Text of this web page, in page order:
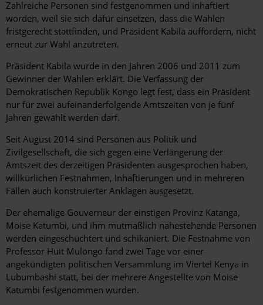
Zahlreiche Personen sind festgenommen und inhaftiert
worden, weil sie sich dafür einsetzen, dass die Wahlen
fristgerecht stattfinden, und Präsident Kabila auffordern, nicht
erneut zur Wahl anzutreten.
Präsident Kabila wurde in den Jahren 2006 und 2011 zum
Gewinner der Wahlen erklärt. Die Verfassung der
Demokratischen Republik Kongo legt fest, dass ein Präsident
nur für zwei aufeinanderfolgende Amtszeiten von je fünf
Jahren gewählt werden darf.
Seit August 2014 sind Personen aus Politik und
Zivilgesellschaft, die sich gegen eine Verlängerung der
Amtszeit des derzeitigen Präsidenten ausgesprochen haben,
willkürlichen Festnahmen, Inhaftierungen und in mehreren
Fällen auch konstruierter Anklagen ausgesetzt.
Der ehemalige Gouverneur der einstigen Provinz Katanga,
Moise Katumbi, und ihm mutmaßlich nahestehende Personen
werden eingeschüchtert und schikaniert. Die Festnahme von
Professor Huit Mulongo fand zwei Tage vor einer
angekündigten politischen Versammlung im Viertel Kenya in
Lubumbashi statt, bei der mehrere Angestellte von Moise
Katumbi festgenommen wurden.